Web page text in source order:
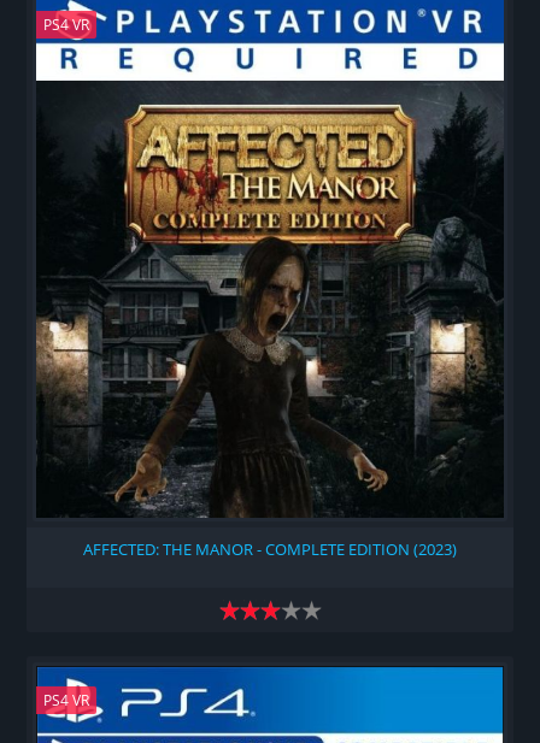
PS4 VR
AFFECTED: THE MANOR - COMPLETE EDITION (2023)
PS4 VR